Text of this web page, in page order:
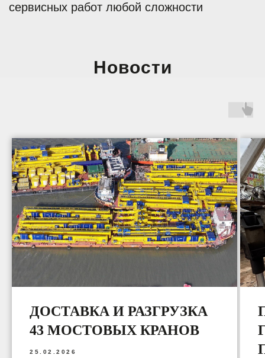
Новости
ДОСТАВКА И РАЗГРУЗКА
43 МОСТОВЫХ КРАНОВ
25.02.2026